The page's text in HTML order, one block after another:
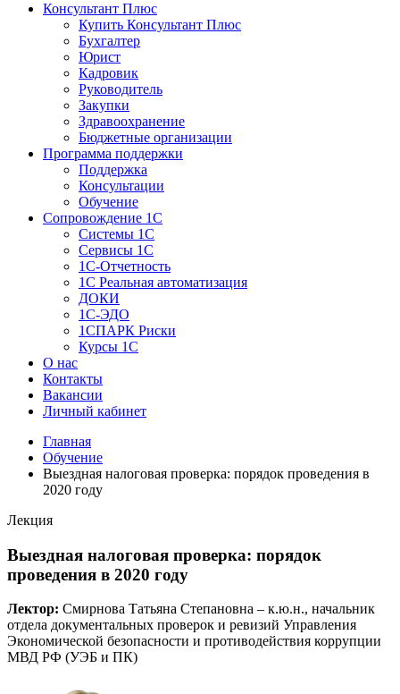
Консультант Плюс
Купить Консультант Плюс
Бухгалтер
Юрист
Кадровик
Руководитель
Закупки
Здравоохранение
Бюджетные организации
Программа поддержки
Поддержка
Консультации
Обучение
Сопровождение 1С
Системы 1С
Сервисы 1С
1C-Отчетность
1С Реальная автоматизация
ДОКИ
1C-ЭДО
1СПАРК Риски
Курсы 1С
О нас
Контакты
Вакансии
Личный кабинет
Главная
Обучение
Выездная налоговая проверка: порядок проведения в
2020 году
Лекция
Выездная налоговая проверка: порядок
проведения в 2020 году
Лектор: Смирнова Татьяна Степановна – к.ю.н., начальник
отдела документальных проверок и ревизий Управления
Экономической безопасности и противодействия коррупции
МВД РФ (УЭБ и ПК)